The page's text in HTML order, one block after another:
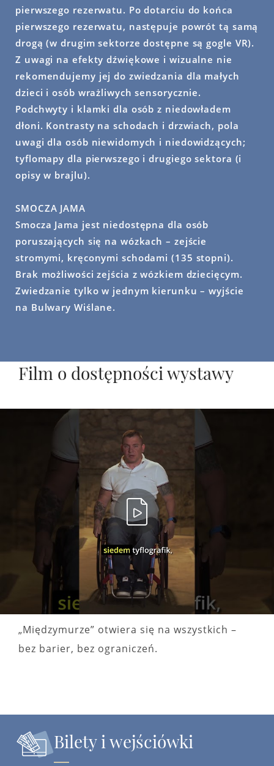
pierwszego rezerwatu. Po dotarciu do końca
pierwszego rezerwatu, następuje powrót tą samą
drogą (w drugim sektorze dostępne są gogle VR).
Z uwagi na efekty dźwiękowe i wizualne nie
rekomendujemy jej do zwiedzania dla małych
dzieci i osób wrażliwych sensorycznie.
Podchwyty i klamki dla osób z niedowładem
dłoni. Kontrasty na schodach i drzwiach, pola
uwagi dla osób niewidomych i niedowidzących;
tyflomapy dla pierwszego i drugiego sektora (i
opisy w brajlu).
SMOCZA JAMA
Smocza Jama jest niedostępna dla osób
poruszających się na wózkach – zejście
stromymi, kręconymi schodami (135 stopni).
Brak możliwości zejścia z wózkiem dziecięcym.
Zwiedzanie tylko w jednym kierunku – wyjście
na Bulwary Wiślane.
Film o dostępności wystawy
„Międzymurze” otwiera się na wszystkich –
bez barier, bez ograniczeń.
Bilety i wejściówki